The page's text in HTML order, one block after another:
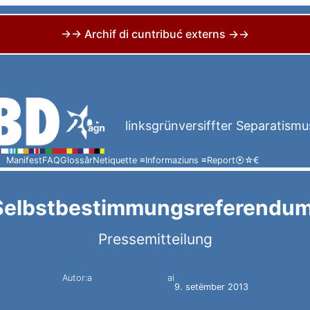
→→ Archif di cuntribuć externs →→
linksgrünversiffter
ManifestFAQGlossârNetiquette ≡Informaziuns ≡Report⦿☆€
Pressemitteilung
Autor:a
ai
9. setëmber 2013